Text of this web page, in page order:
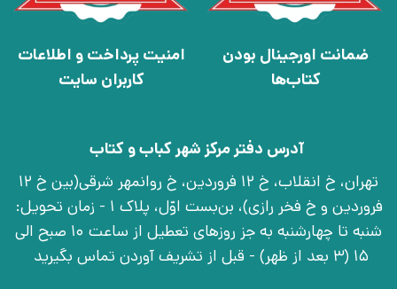
ضمانت اورجینال بودن
کتاب‌ها
امنیت پرداخت و اطلاعات
کاربران سایت
آدرس دفتر مرکز شهر کباب و کتاب
تهران، خ انقلاب، خ 12 فروردین، خ روانمهر شرقی(بین خ 12
فروردین و خ فخر رازی)، بن‌بست اوّل، پلاک 1 - زمان تحویل:
شنبه تا چهارشنبه به جز روزهای تعطیل از ساعت 10 صبح الی
15 (3 بعد از ظهر) - قبل از تشریف آوردن تماس بگیرید